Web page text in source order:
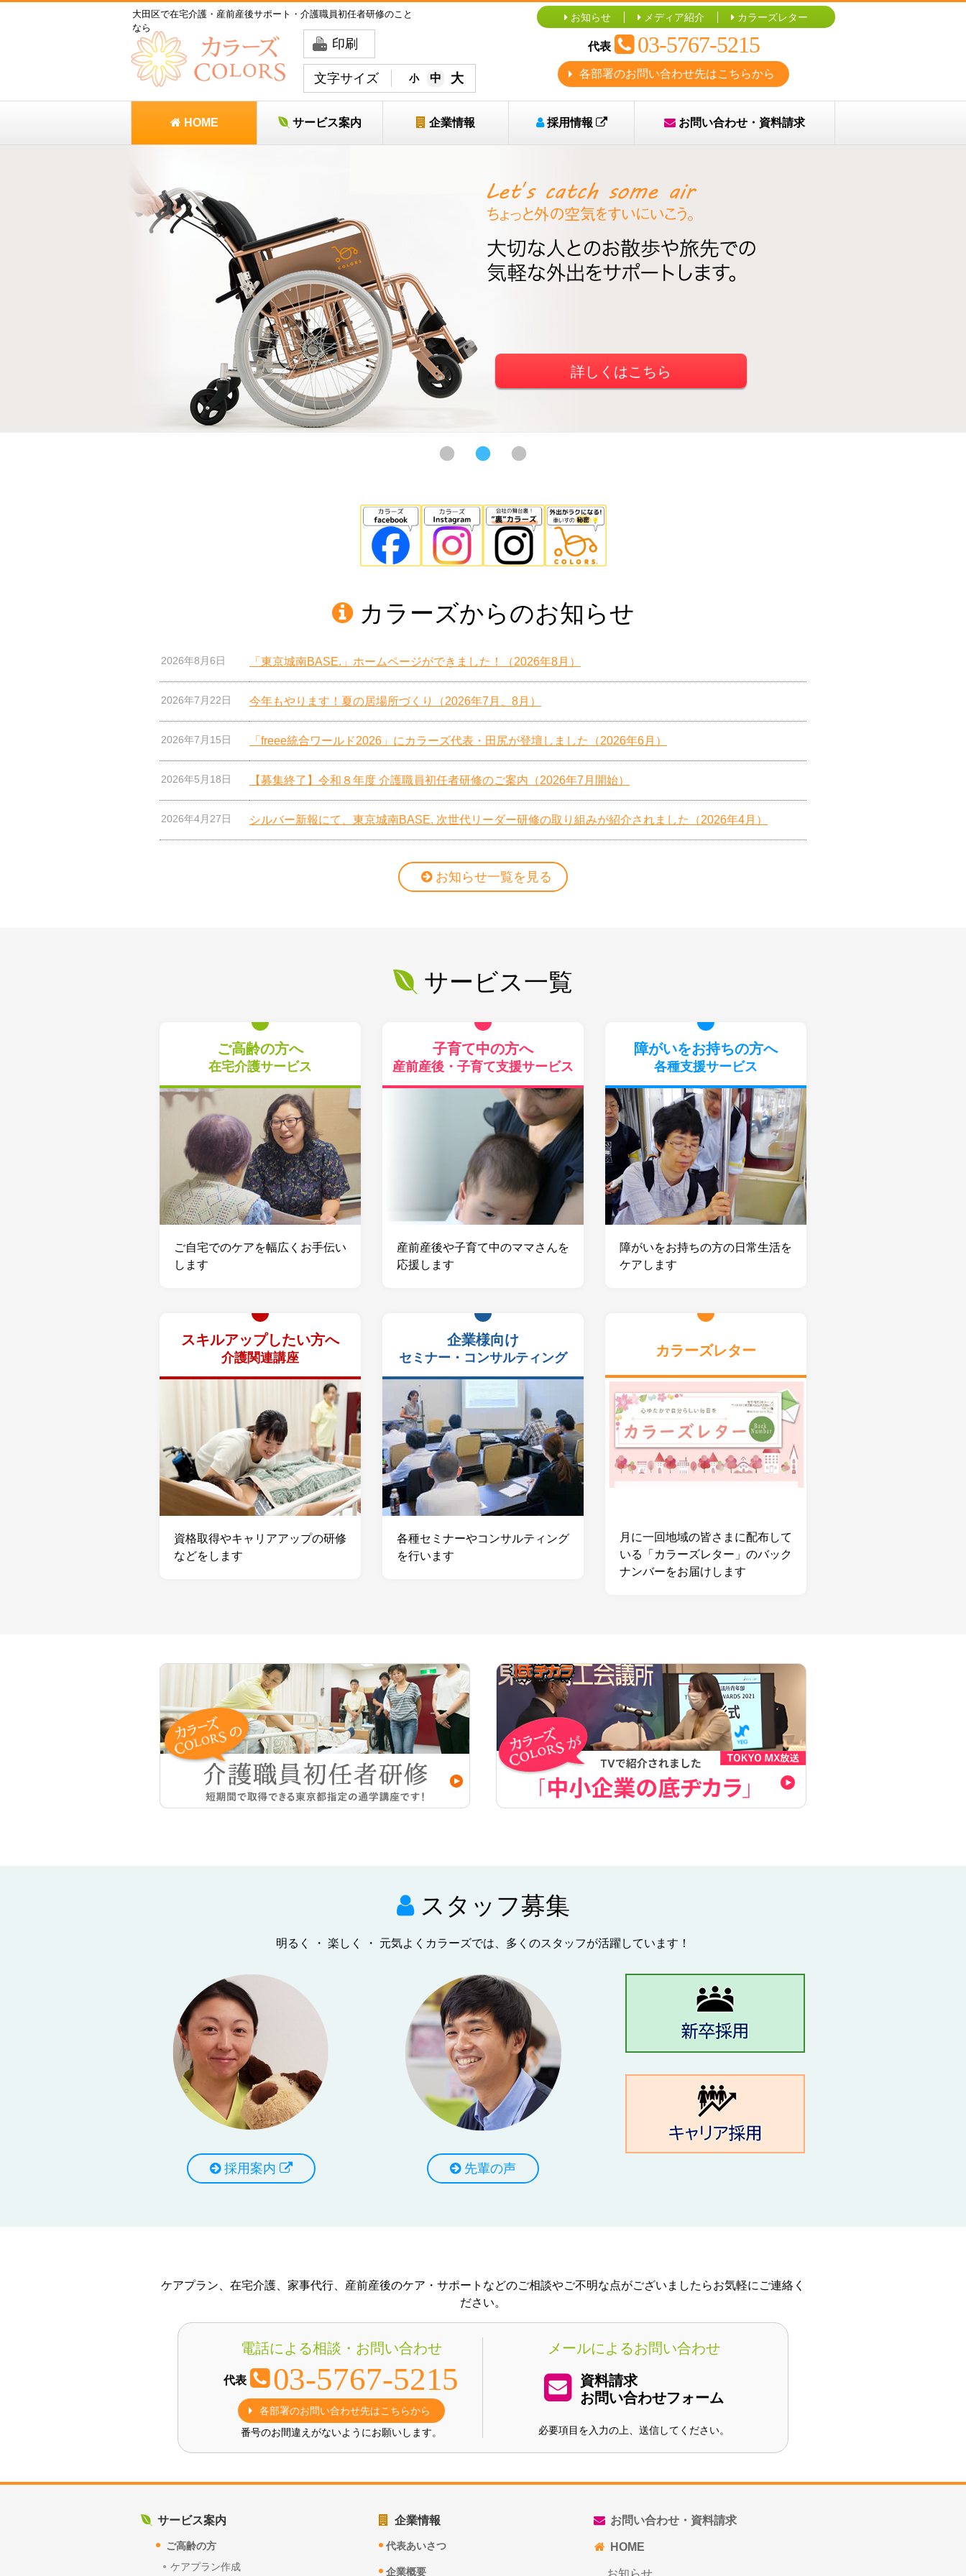
大田区で在宅介護・産前産後サポート・介護職員初任者研修のこと
なら
お知らせ メディア紹介 カラーズレター
文字サイズ 小 中 大
代表 03-5767-5215
各部署のお問い合わせ先はこちらから
HOME サービス案内 企業情報 採用情報 お問い合わせ・資料請求
カラーズからのお知らせ
2026年8月6日 「東京城南BASE.」ホームページができました！（2026年8月）
2026年7月22日 今年もやります！夏の居場所づくり（2026年7月、8月）
2026年7月15日 「freee統合ワールド2026」にカラーズ代表・田尻が登壇しました（2026年6月）
2026年5月18日 【募集終了】令和８年度 介護職員初任者研修のご案内（2026年7月開始）
2026年4月27日 シルバー新報にて、東京城南BASE. 次世代リーダー研修の取り組みが紹介されました（2026年4月）
お知らせ一覧を見る
サービス一覧
ご高齢の方へ
在宅介護サービス
ご⾃宅でのケアを幅広くお⼿伝い
します
子育て中の方へ
産前産後・子育て支援サービス
産前産後や⼦育て中のママさんを
応援します
障がいをお持ちの方へ
各種支援サービス
障がいをお持ちの⽅の⽇常⽣活を
ケアします
スキルアップしたい方へ
介護関連講座
資格取得やキャリアアップの研修
などをします
企業様向け
セミナー・コンサルティング
各種セミナーやコンサルティング
を⾏います
カラーズレター
月に一回地域の皆さまに配布して
いる「カラーズレター」のバック
ナンバーをお届けします
スタッフ募集
明るく ・ 楽しく ・ 元気よくカラーズでは、多くのスタッフが活躍しています！
採用案内 先輩の声
ケアプラン、在宅介護、家事代行、産前産後のケア・サポートなどのご相談やご不明な点がございましたらお気軽にご連絡く
ださい。
電話による相談・お問い合わせ
代表 03-5767-5215
各部署のお問い合わせ先はこちらから
番号のお間違えがないようにお願いします。
メールによるお問い合わせ
資料請求
お問い合わせフォーム
必要項目を入力の上、送信してください。
サービス案内
ご高齢の方
ケアプラン作成
企業情報
代表あいさつ
企業概要
お問い合わせ・資料請求
HOME
お知らせ